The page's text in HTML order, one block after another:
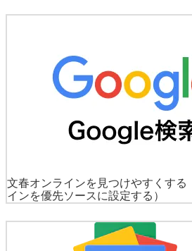
文春オンラインを見つけやすくする
インを優先ソースに設定する）